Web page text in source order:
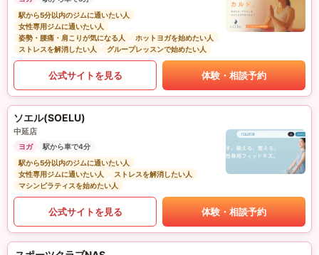
駅から5分以内のジムに通いたい人
女性専用ジムに通いたい人
姿勢・腰痛・肩こりが気になる人
ホットヨガを始めたい人
ストレスを解消したい人
グループレッスンで始めたい人
公式サイトを見る 体験・相談予約
ソエル(SOELU)
中延店
ヨガ
駅から車で4分
駅から5分以内のジムに通いたい人
女性専用ジムに通いたい人
ストレスを解消したい人
マシンピラティスを始めたい人
公式サイトを見る 体験・相談予約